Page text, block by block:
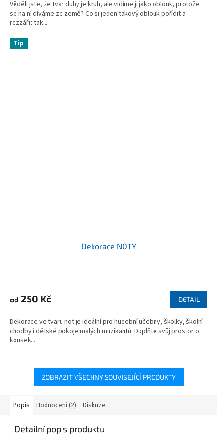
z
5
hvězdiček.
Věděli jste, že tvar duhy je kruh, ale vidíme ji jako oblouk, protože
se na ní díváme ze země? Co si jeden takový oblouk pořídit a
rozzářit tak...
Tip
Dekorace NOTY
od 250 Kč DETAIL
Dekorace ve tvaru not je ideální pro hudební učebny, školky, školní
chodby i dětské pokoje malých muzikantů. Doplňte svůj prostor o
kousek...
ZOBRAZIT VŠECHNY SOUVISEJÍCÍ PRODUKTY
Popis Hodnocení (2) Diskuze
Detailní popis produktu